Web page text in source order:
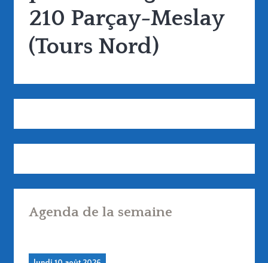
210 Parçay-Meslay
(Tours Nord)
Agenda de la semaine